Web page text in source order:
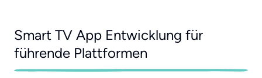
Smart TV App Entwicklung für
führende Plattformen